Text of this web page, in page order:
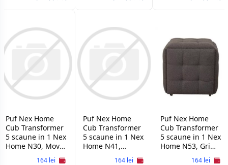
Puf Nex Home
Cub Transformer
5 scaune in 1 Nex
Home N30, Mov
164 lei
Puf Nex Home
Cub Transformer
5 scaune in 1 Nex
Home N41,
164 lei
Puf Nex Home
Cub Transformer
5 scaune in 1 Nex
Home N53, Gri
164 lei